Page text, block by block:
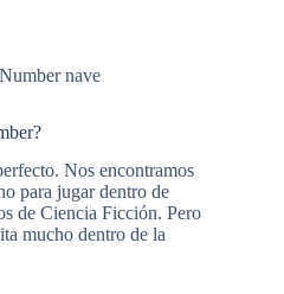
Nos encontramos
para jugar dentro de
de Ciencia Ficción. Pero
mucho dentro de la